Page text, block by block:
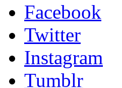
Facebook
Twitter
Instagram
Tumblr